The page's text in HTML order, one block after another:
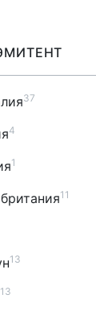
37
4
1
11
13
13